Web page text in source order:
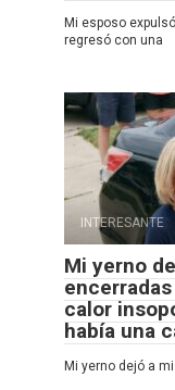
Mi esposo
regresó con una
INTERESANTE
Mi yerno
calor
había una
Mi yerno dejó a